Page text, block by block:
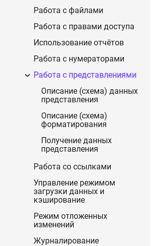
Работа с файлами
Работа с правами доступа
Использование отчётов
Работа с нумераторами
Работа с представлениями
Описание (схема) данных
представления
Описание (схема)
форматирования
Получение данных
представления
Работа со ссылками
Управление режимом
загрузки данных и
кэширование
Режим отложенных
изменений
Журналирование